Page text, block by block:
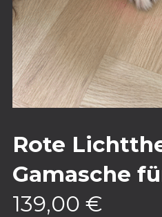
Rote
Gamasche
139,00 €